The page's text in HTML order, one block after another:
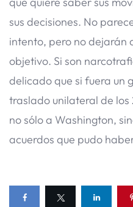
sus decisiones. No
intento, pero no dejarán
objetivo. Si son
delicado que si fuera un
traslado unilateral de los
no sólo a Washington,
acuerdos que pudo